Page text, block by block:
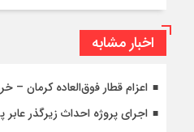
اخبار مشابه
اعزام قطار فوق‌العاده کرمان –
اجرای پروژه احداث زیرگذر عابر